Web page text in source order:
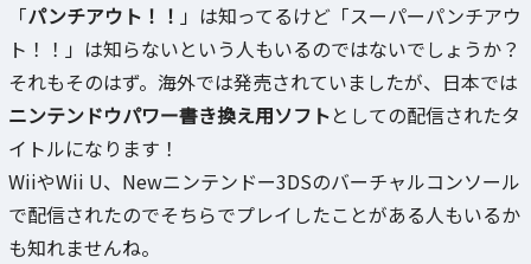
「パンチアウト！！ 」は知ってるけど「スーパーパンチアウ
ト！！」は知らないという人もいるのではないでしょうか？
それもそのはず。海外では発売されていましたが、日本では
ニンテンドウパワー書き換え用ソフトとしての配信されたタ
イトルになります！
WiiやWii U、Newニンテンドー3DSのバーチャルコンソール
で配信されたのでそちらでプレイしたことがある人もいるか
も知れませんね。